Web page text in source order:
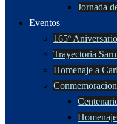
Jornada
Eventos
165º
Trayectoria
Homenaje a